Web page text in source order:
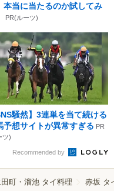
本当に当たるのか試してみ
PR(ルーツ)
騒然】3連単を当て続ける
予想サイトが異常すぎる PR
ツ)
Recommended by
町・溜池 タイ料理 赤坂 タ